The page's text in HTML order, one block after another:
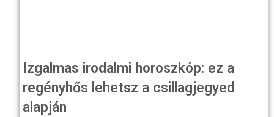
Izgalmas irodalmi horoszkóp: ez a
regényhős lehetsz a csillagjegyed
alapján